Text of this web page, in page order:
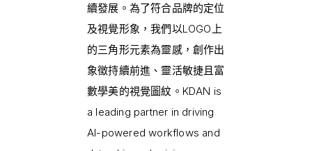
續發展。為了符合品牌的定位
及視覺形象，我們以LOGO上
的三角形元素為靈感，創作出
象徵持續前進、靈活敏捷且富
數學美的視覺圖紋。KDAN is
a leading partner in driving
AI-powered workflows and